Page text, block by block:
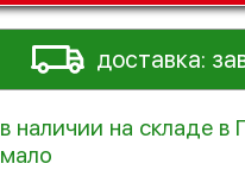
доставка:
в наличии на складе в
мало